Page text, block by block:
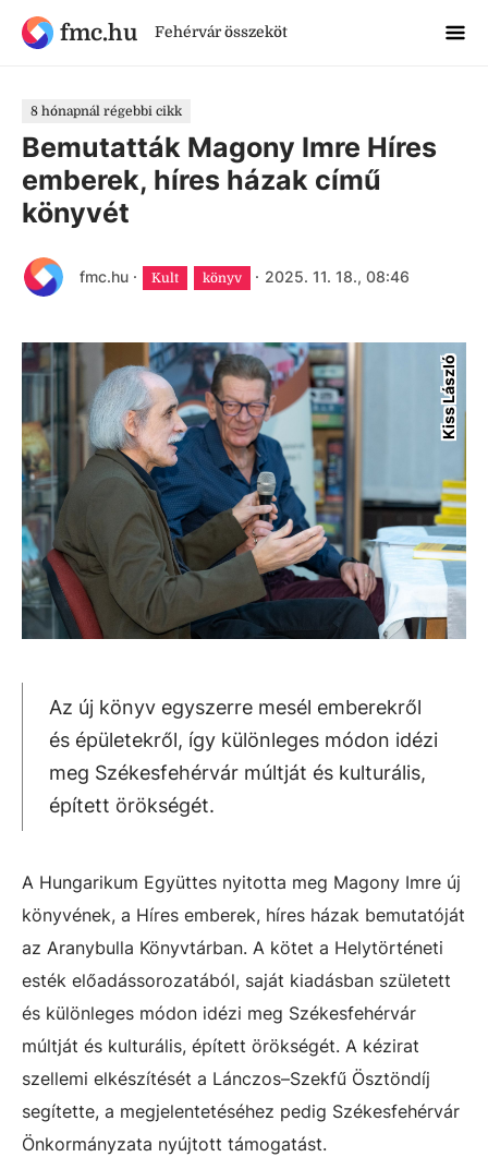
fmc.hu Fehérvár összeköt
8 hónapnál régebbi cikk
Bemutatták Magony Imre Híres
emberek, híres házak című
könyvét
fmc.hu · Kult könyv · 2025. 11. 18., 08:46
Kiss László
Az új könyv egyszerre mesél emberekről
és épületekről, így különleges módon idézi
meg Székesfehérvár múltját és kulturális,
épített örökségét.
A Hungarikum Együttes nyitotta meg Magony Imre új
könyvének, a Híres emberek, híres házak bemutatóját
az Aranybulla Könyvtárban. A kötet a Helytörténeti
esték előadássorozatából, saját kiadásban született
és különleges módon idézi meg Székesfehérvár
múltját és kulturális, épített örökségét. A kézirat
szellemi elkészítését a Lánczos–Szekfű Ösztöndíj
segítette, a megjelentetéséhez pedig Székesfehérvár
Önkormányzata nyújtott támogatást.